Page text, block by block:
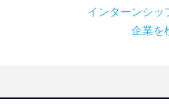
【
説
インターンシッ
企業を